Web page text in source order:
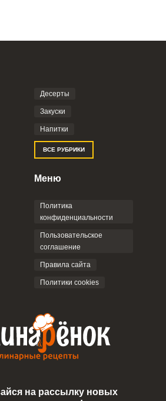
mb
вы соглашаетесь с
Политикой
Пользовательским
Десерты
Закуски
Напитки
ВСЕ РУБРИКИ
Меню
Политика
конфиденциальности
Пользовательское
соглашение
Правила сайта
Политики cookies
на рассылку новых